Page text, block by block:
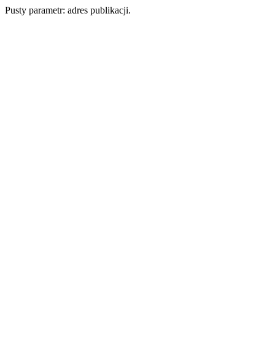
Pusty parametr: adres publikacji.